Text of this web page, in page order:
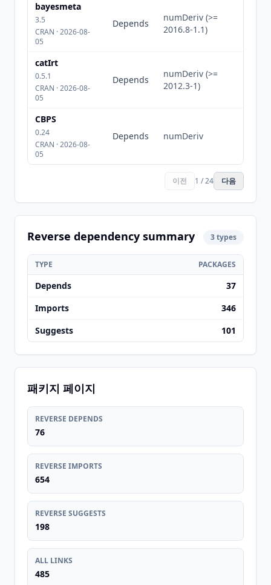
bayesmeta
3.5
CRAN · 2026-08-
05
Depends
numDeriv (>=
2016.8-1.1)
catIrt
0.5.1
CRAN · 2026-08-
05
Depends
numDeriv (>=
2012.3-1)
CBPS
0.24
CRAN · 2026-08-
05
Depends numDeriv
이전 1 / 24 다음
Reverse dependency summary 3 types
TYPE PACKAGES
Depends
37
Imports
346
Suggests
101
패키지 페이지
REVERSE DEPENDS
76
REVERSE IMPORTS
654
REVERSE SUGGESTS
198
ALL LINKS
485